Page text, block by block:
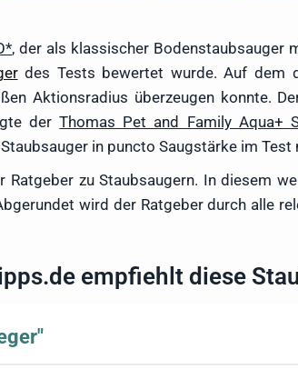
, der als klassischer Bodenstaubsauger
des Tests bewertet wurde. Auf dem
Aktionsradius überzeugen konnte.
derThomas Pet and Family Aqua+
in puncto Saugstärke im Test
zu Staubsaugern. In diesem
wird der Ratgeber durch alle
empfiehlt diese